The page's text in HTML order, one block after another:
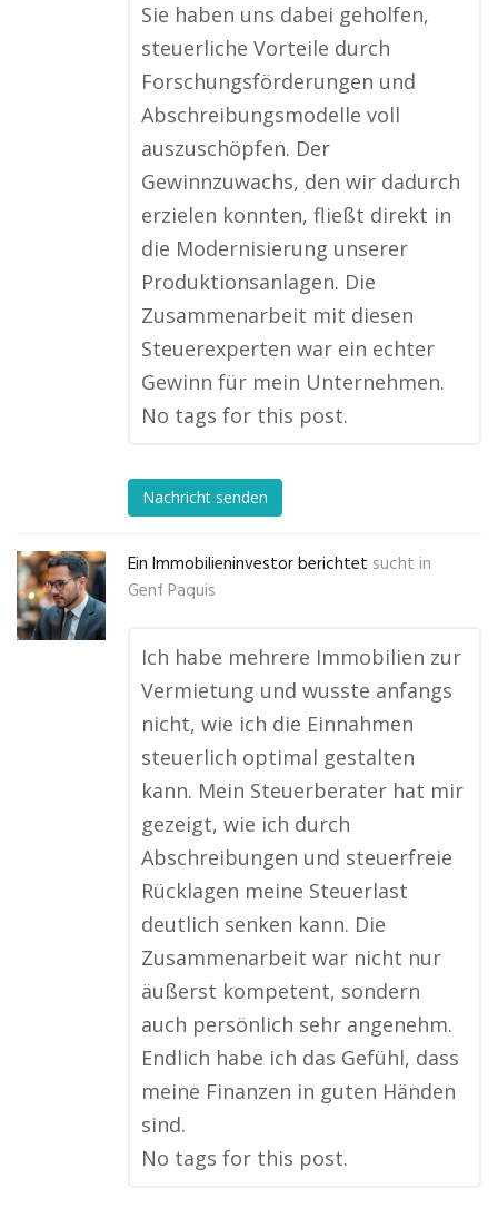
Sie haben uns dabei geholfen,
steuerliche Vorteile durch
Forschungsförderungen und
Abschreibungsmodelle voll
auszuschöpfen. Der
Gewinnzuwachs, den wir dadurch
erzielen konnten, fließt direkt in
die Modernisierung unserer
Produktionsanlagen. Die
Zusammenarbeit mit diesen
Steuerexperten war ein echter
Gewinn für mein Unternehmen.
No tags for this post.
Nachricht senden
Ein Immobilieninvestor berichtet sucht in
Genf Paquis
Ich habe mehrere Immobilien zur
Vermietung und wusste anfangs
nicht, wie ich die Einnahmen
steuerlich optimal gestalten
kann. Mein Steuerberater hat mir
gezeigt, wie ich durch
Abschreibungen und steuerfreie
Rücklagen meine Steuerlast
deutlich senken kann. Die
Zusammenarbeit war nicht nur
äußerst kompetent, sondern
auch persönlich sehr angenehm.
Endlich habe ich das Gefühl, dass
meine Finanzen in guten Händen
sind.
No tags for this post.